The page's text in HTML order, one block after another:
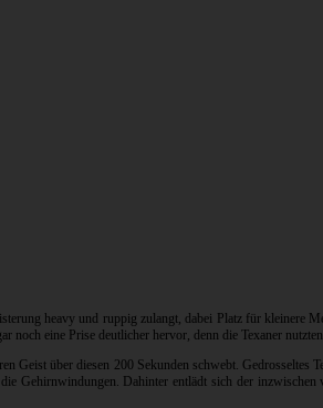
heavy und ruppig zulangt, dabei Platz für kleinere
noch eine Prise deutlicher hervor, denn die Texaner
Geist über diesen 200 Sekunden schwebt.
Gehirnwindungen. Dahinter entlädt sich der